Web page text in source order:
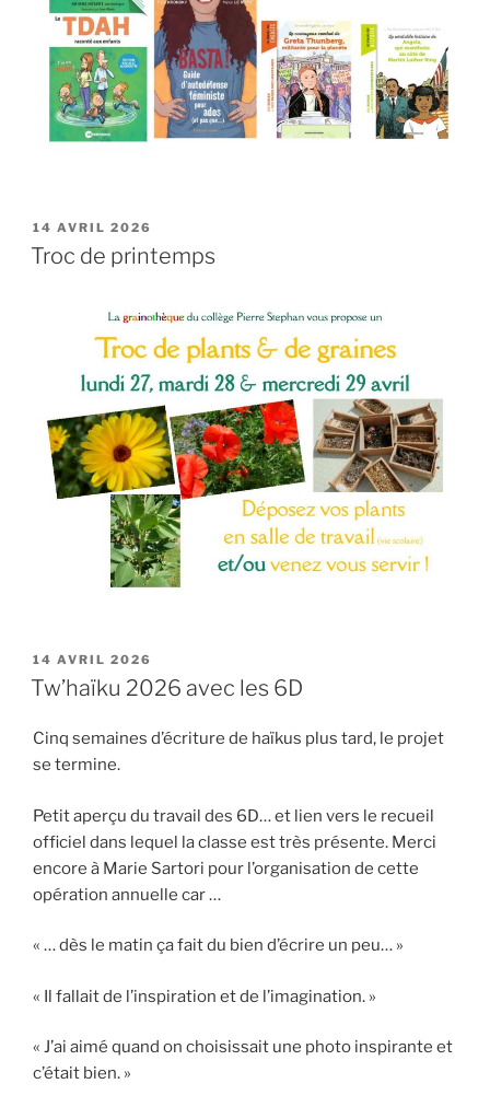
PUBLIÉ
LE
14 AVRIL 2026
Troc de printemps
PUBLIÉ
LE
14 AVRIL 2026
Tw’haïku 2026 avec les 6D
Cinq semaines d’écriture de haïkus plus tard, le projet
se termine.
Petit aperçu du travail des 6D… et lien vers le recueil
officiel dans lequel la classe est très présente. Merci
encore à Marie Sartori pour l’organisation de cette
opération annuelle car …
« … dès le matin ça fait du bien d’écrire un peu… »
« Il fallait de l’inspiration et de l’imagination. »
« J’ai aimé quand on choisissait une photo inspirante et
c’était bien. »